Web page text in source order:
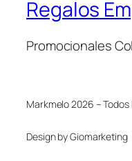
Regalos
Promocionales
Markmelo 2026 –
Design by Giomarketing